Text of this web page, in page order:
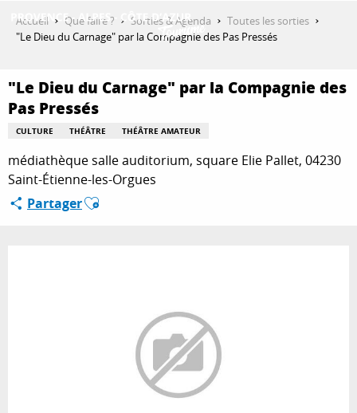
QUE FAIRE ?
SÉJOURNER
Accueil Que faire ? Sorties & Agenda
Toutes les sorties
"Le Dieu du Carnage" par la Compagnie des Pas Pressés
"Le Dieu du Carnage" par la Compagnie des
Pas Pressés
CULTURE THÉÂTRE THÉÂTRE AMATEUR
médiathèque salle auditorium, square Elie Pallet, 04230
Saint-Étienne-les-Orgues
PartagerAjouter aux favoris